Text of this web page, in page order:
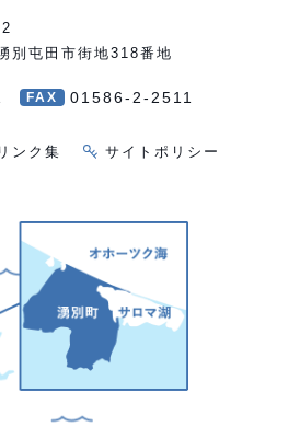
別屯田市街地318番地
FAX 01586-2-2511
リンク集 サイトポリシー